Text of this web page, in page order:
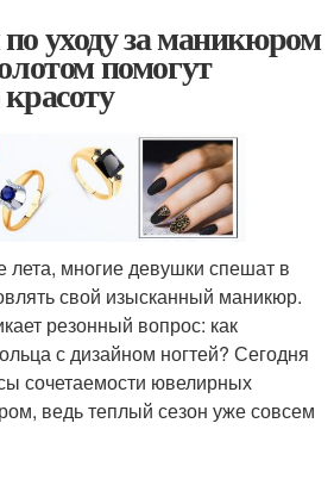
уходу за маникюром
помогут
лета, многие девушки спешат в
свой изысканный маникюр.
резонный вопрос: как
с дизайном ногтей? Сегодня
сочетаемости ювелирных
ведь теплый сезон уже совсем